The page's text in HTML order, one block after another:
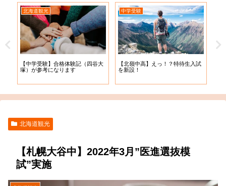
北海道観光
【中学受験】合格体験記（四谷大
塚）が参考になります
中学受験
【北嶺中高】えっ！？特待生入試
を新設！
北海道観光
【札幌大谷中】2022年3月”医進選抜模
試”実施